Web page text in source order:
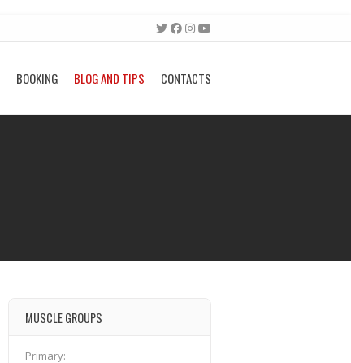
BOOKING BLOG AND TIPS CONTACTS
MUSCLE GROUPS
Primary: